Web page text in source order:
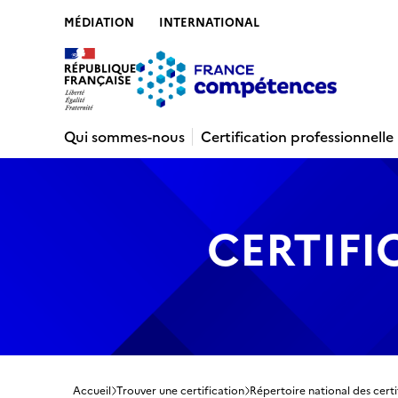
MÉDIATION INTERNATIONAL
Qui sommes-nous
Certification professionnelle
Accueil Trouver une certification Répertoire national des